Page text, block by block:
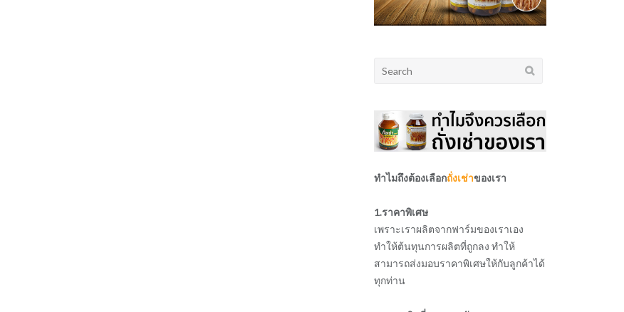
Search
ทำไมถึงต้องเลือกถั่งเช่าของเรา
1.ราคาพิเศษ
เพราะเราผลิตจากฟาร์มของเราเอง
ทำให้ต้นทุนการผลิตที่ถูกลง ทำให้
สามารถส่งมอบราคาพิเศษให้กับลูกค้าได้
ทุกท่าน